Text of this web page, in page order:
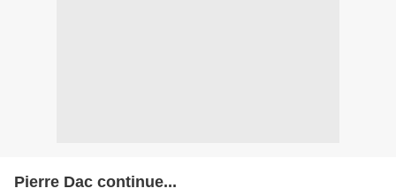
Pierre Dac continue...